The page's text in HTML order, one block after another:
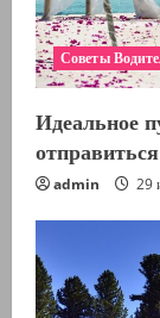
Советы
Идеальное
admin 29